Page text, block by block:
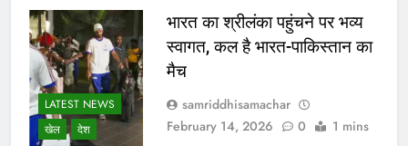
LATEST NEWS
खेल
देश
भारत का श्रीलंका पहुंचने पर भव्य
स्वागत, कल है भारत-पाकिस्तान का
मैच
samriddhisamachar
February 14, 2026
0 1 mins